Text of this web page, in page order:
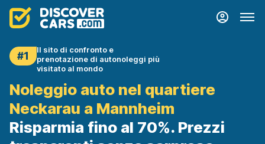
#1
Il sito di confronto e
prenotazione di autonoleggi più
visitato al mondo
Noleggio auto nel quartiere
Neckarau a Mannheim
Risparmia fino al 70%. Prezzi